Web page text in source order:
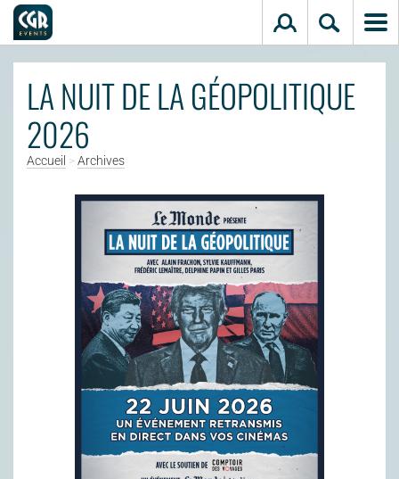
LA NUIT DE LA GÉOPOLITIQUE
2026
Accueil >Archives